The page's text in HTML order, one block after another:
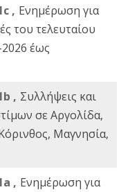
, Ενημέρωση για
του τελευταίου
έως
, Συλλήψεις και
σε Αργολίδα,
Μαγνησία,
, Ενημέρωση για